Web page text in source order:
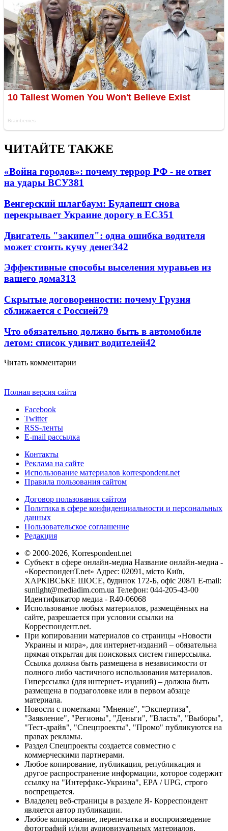
ЧИТАЙТЕ ТАКЖЕ
«Война городов»: почему террор РФ - не ответ
на удары ВСУ381
Венгерский шлагбаум: Будапешт снова
перекрывает Украине дорогу в ЕС351
Двигатель "закипел": одна ошибка водителя
может стоить кучу денег342
Эффективные способы выселения муравьев из
вашего дома313
Скрытые договоренности: почему Грузия
сближается с Россией79
Что обязательно должно быть в автомобиле
летом: список удивит водителей42
Читать комментарии
Полная версия сайта
Facebook
Twitter
RSS-ленты
E-mail рассылка
Контакты
Реклама на сайте
Использование материалов korrespondent.net
Правила пользования сайтом
Договор пользования сайтом
Политика в сфере конфиденциальности и персональных
данных
Пользовательское соглашение
Редакция
© 2000-2026, Korrespondent.net
Субъект в сфере онлайн-медиа Название онлайн-медиа -
«КореспонденТ.net» Адрес: 02091, місто Київ,
ХАРКІВСЬКЕ ШОСЕ, будинок 172-Б, офіс 208/1 E-mail:
sunlight@mediadim.com.ua Телефон: 044-205-43-00
Идентификатор медиа - R40-06068
Использование любых материалов, размещённых на
сайте, разрешается при условии ссылки на
Корреспондент.net.
При копировании материалов со страницы «Новости
Украины и мира», для интернет-изданий – обязательна
прямая открытая для поисковых систем гиперссылка.
Ссылка должна быть размещена в независимости от
полного либо частичного использования материалов.
Гиперссылка (для интернет- изданий) – должна быть
размещена в подзаголовке или в первом абзаце
материала.
Новости с пометками "Мнение", "Экспертиза",
"Заявление", "Регионы", "Деньги", "Власть", "Выборы",
"Тест-драйв", "Спецпроекты", "Промо" публикуются на
правах рекламы.
Раздел Спецпроекты создается совместно с
коммерческими партнерами.
Любое копирование, публикация, републикация и
другое распространение информации, которое содержит
ссылку на "Интерфакс-Украина", EPA / UPG, строго
воспрещается.
Владелец веб-страницы в разделе Я- Корреспондент
является автор публикации.
Любое копирование, перепечатка и воспроизведение
фотографий и/или аудиовизуальных материалов,